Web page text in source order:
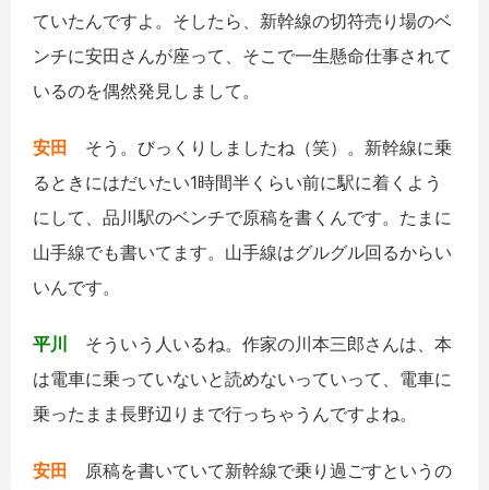
ていたんですよ。そしたら、新幹線の切符売り場のベ
ンチに安田さんが座って、そこで一生懸命仕事されて
いるのを偶然発見しまして。
安田 そう。びっくりしましたね（笑）。新幹線に乗
るときにはだいたい1時間半くらい前に駅に着くよう
にして、品川駅のベンチで原稿を書くんです。たまに
山手線でも書いてます。山手線はグルグル回るからい
いんです。
平川 そういう人いるね。作家の川本三郎さんは、本
は電車に乗っていないと読めないっていって、電車に
乗ったまま長野辺りまで行っちゃうんですよね。
安田 原稿を書いていて新幹線で乗り過ごすというの